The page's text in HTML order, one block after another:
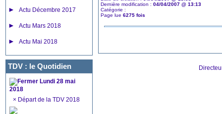
► Actu Décembre 2017
► Actu Mars 2018
► Actu Mai 2018
TDV : le Quotidien
Lundi 28 mai
2018
× Départ de la TDV 2018
Dernière modification : 04/04/2007 @ 13:13
Catégorie :
Page lue 6275 fois